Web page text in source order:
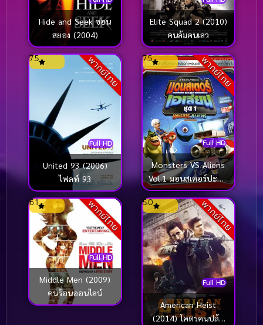
Hide and Seek ซ่อน
สยอง (2004)
Elite Squad 2 (2010)
คนล้มคนเลว
พากย์ไทย
Full HD
7.5
United 93 (2006)
ไฟลท์ 93
พากย์ไทย
Full HD
7.5
Monsters VS Aliens
Vol.1 มอนสเตอร์ปะทะ
เอเลี่ยน ชุด 1
พากย์ไทย
Full HD
6.1
Middle Men (2009)
คนร้อนออนไลน์
พากย์ไทย
Full HD
5.0
American Heist
(2014) โคตรคนปล้น